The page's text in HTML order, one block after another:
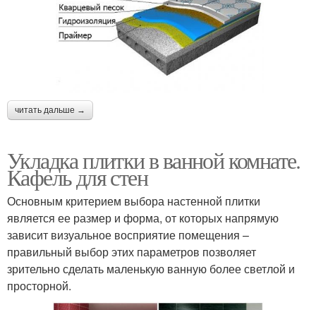
читать дальше →
Укладка плитки в ванной комнате.
Кафель для стен
Основным критерием выбора настенной плитки
является ее размер и форма, от которых напрямую
зависит визуальное восприятие помещения –
правильный выбор этих параметров позволяет
зрительно сделать маленькую ванную более светлой и
просторной.